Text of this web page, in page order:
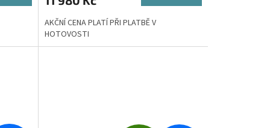
A
AKČNÍ CENA PLATÍ PŘI PLATBĚ V
HOTOVOSTI